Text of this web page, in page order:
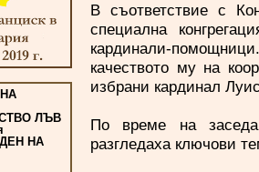
ЛЪВ
НА
В съответствие с
специална
кардинали-
качеството му на
избрани кардинал
По време на
разгледаха ключови